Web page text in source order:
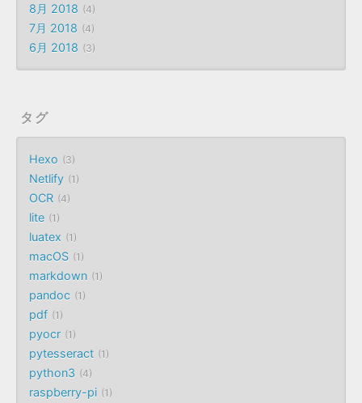
8月 2018 4
7月 2018 4
6月 2018 3
タグ
Hexo 3
Netlify 1
OCR 4
lite 1
luatex 1
macOS 1
markdown 1
pandoc 1
pdf 1
pyocr 1
pytesseract 1
python3 4
raspberry-pi 1